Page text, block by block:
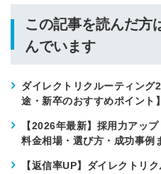
この記事を読んだ方
んでいます
ダイレクトリクルーティング
途・新卒のおすすめポイント】
【2026年最新】採用力アッ
料金相場・選び方・成功事例
【返信率UP】ダイレクトリ